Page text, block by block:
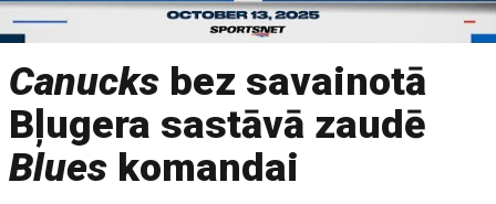
Canucks bez savainotā
Bļugera sastāvā zaudē
Blues komandai